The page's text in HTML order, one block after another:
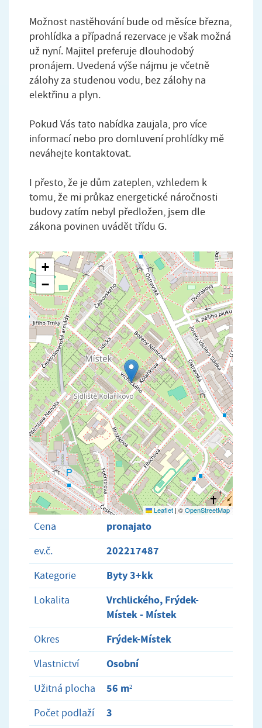
Možnost nastěhování bude od měsíce března,
prohlídka a případná rezervace je však možná
už nyní. Majitel preferuje dlouhodobý
pronájem. Uvedená výše nájmu je včetně
zálohy za studenou vodu, bez zálohy na
elektřinu a plyn.
Pokud Vás tato nabídka zaujala, pro více
informací nebo pro domluvení prohlídky mě
neváhejte kontaktovat.
I přesto, že je dům zateplen, vzhledem k
tomu, že mi průkaz energetické náročnosti
budovy zatím nebyl předložen, jsem dle
zákona povinen uvádět třídu G.
+
−
Leaflet | ©OpenStreetMap
Cena pronajato
ev.č. 202217487
Kategorie Byty 3+kk
Lokalita
Vrchlického, Frýdek-
Místek - Místek
Okres Frýdek-Místek
Vlastnictví Osobní
Užitná plocha 56 m²
Počet podlaží 3